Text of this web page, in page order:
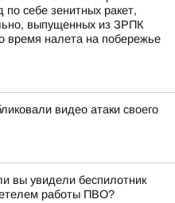
по себе зенитных ракет,
выпущенных из ЗРПК
время налета на побережье
видео атаки своего
вы увидели беспилотник
работы ПВО?